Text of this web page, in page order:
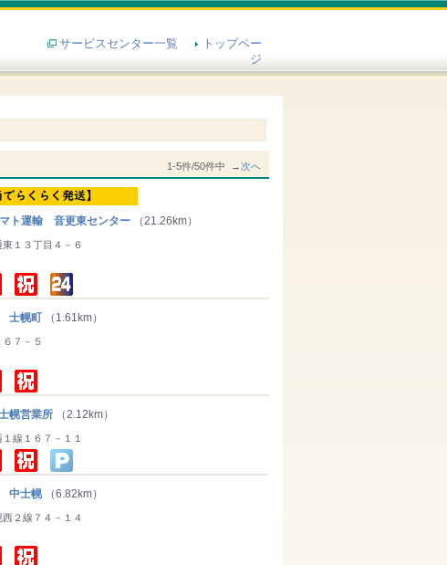
サービスセンター一覧
トップペー
ジ
1-5件/50件中 →次へ
ト運輸 音更東センター （21.26km）
１３丁目４－６
幌町 （1.61km）
７－５
幌営業所 （2.12km）
線１６７－１１
士幌 （6.82km）
２線７４－１４